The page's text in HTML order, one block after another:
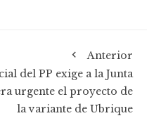
Anterior
del PP exige a la Junta
urgente el proyecto de
la variante de Ubrique